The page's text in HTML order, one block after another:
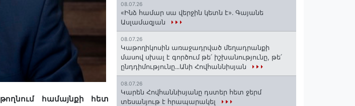
թողնում համայնքի
հետ
08.07.26
«Ինձ համար սա վերջին կետն է»․ Գայանե
Ասլամազյան
08.07.26
Կաթողիկոսին առաջադրված մեղադրանքի
մասով սխալ է գործում թե՛ իշխանությունը, թե՛
ընդդիմությունը․․․Անի Հովհաննիսյան
08.07.26
Կարեն Հովհաննիսյանը դստեր հետ ջերմ
տեսանյութ է հրապարակել